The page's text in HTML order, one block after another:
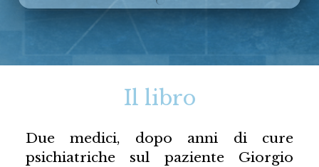
Il libro
Due medici, dopo anni di cure
psichiatriche sul paziente Giorgio